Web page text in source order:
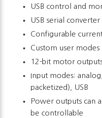
USB control and
USB serial
Configurable
Custom user modes
12-bit motor
Input modes:
packetized), USB
Power outputs can
be controllable